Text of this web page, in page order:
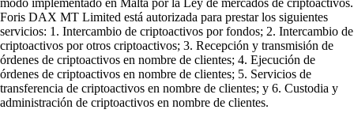
modo implementado en Malta por la Ley de mercados de criptoactivos.
Foris DAX MT Limited está autorizada para prestar los siguientes
servicios: 1. Intercambio de criptoactivos por fondos; 2. Intercambio de
criptoactivos por otros criptoactivos; 3. Recepción y transmisión de
órdenes de criptoactivos en nombre de clientes; 4. Ejecución de
órdenes de criptoactivos en nombre de clientes; 5. Servicios de
transferencia de criptoactivos en nombre de clientes; y 6. Custodia y
administración de criptoactivos en nombre de clientes.